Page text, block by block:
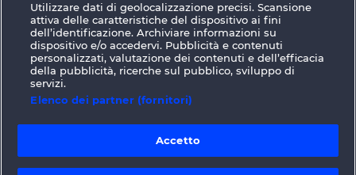
Invia richiesta di recesso
I giochi social da casinò sono volti
esclusivamente all'intrattenimento e non
esercitano alcuna influenza sull’eventuale
futuro utilizzo di giochi d'azzardo con denaro
reale.
Utilizzare dati di geolocalizzazione precisi. Scansione
attiva delle caratteristiche del dispositivo ai fini
dell’identificazione. Archiviare informazioni su
dispositivo e/o accedervi. Pubblicità e contenuti
personalizzati, valutazione dei contenuti e dell’efficacia
della pubblicità, ricerche sul pubblico, sviluppo di
servizi.
Elenco dei partner (fornitori)
Accetto